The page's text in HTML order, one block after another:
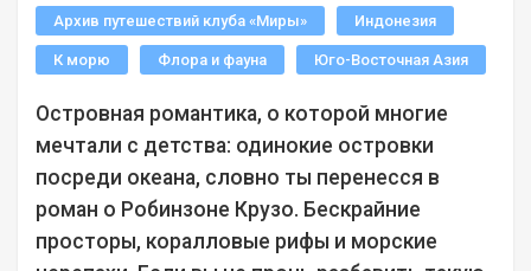
Архив путешествий клуба «Миры» Индонезия
К морю Флора и фауна Юго-Восточная Азия
Островная романтика, о которой многие
мечтали с детства: одинокие островки
посреди океана, словно ты перенесся в
роман о Робинзоне Крузо. Бескрайние
просторы, коралловые рифы и морские